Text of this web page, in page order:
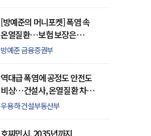
[방예준의 머니포켓] 폭염 속
온열질환…보험 보장은
어디까지
방예준 금융증권부
역대급 폭염에 공정도 안전도
비상…건설사, 온열질환 차단
총력
우용하 건설부동산부
호찌민시, 2035년까지